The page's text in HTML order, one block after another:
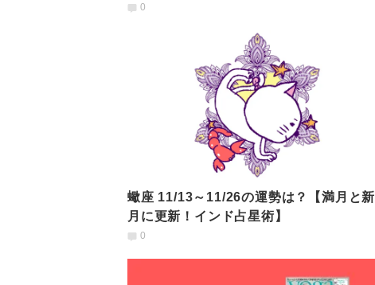
0
蠍座 11/13～11/26の運勢は？【満月と新
月に更新！インド占星術】
0